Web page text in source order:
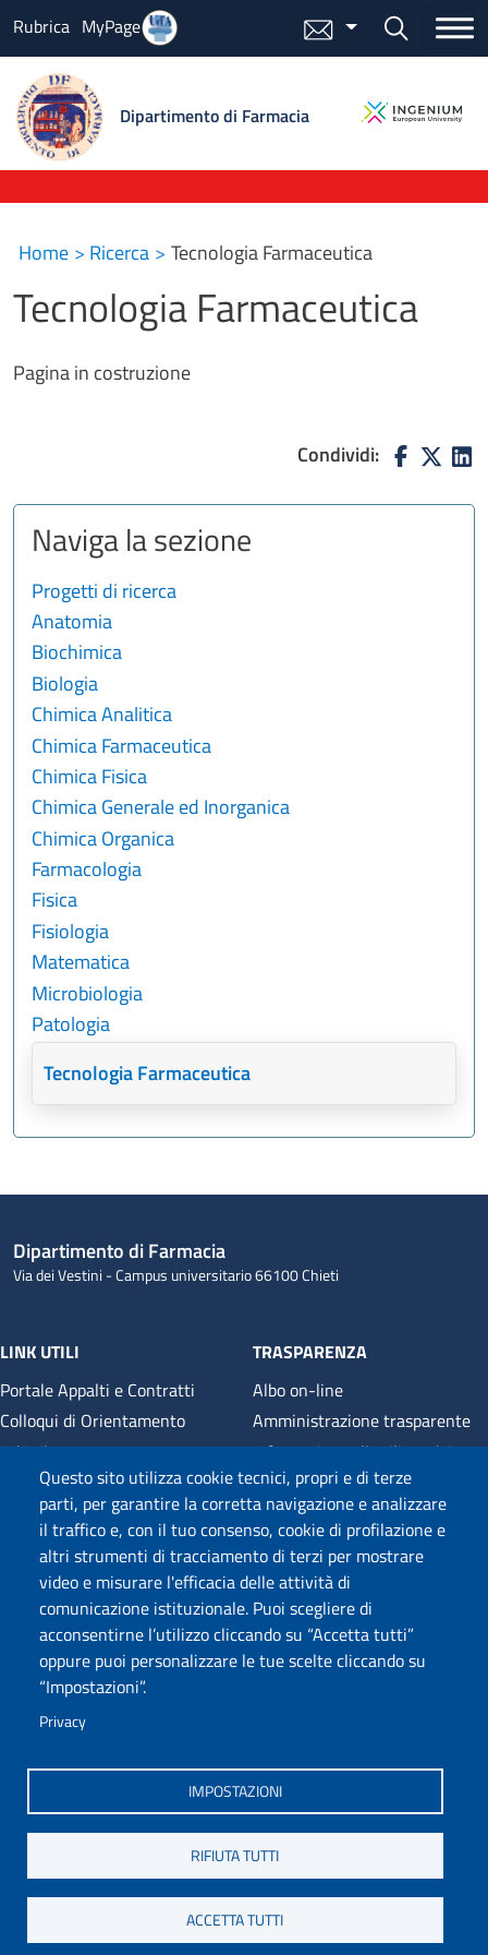
Salta al contenuto principale
Questo sito utilizza cookie tecnici, propri e di terze
parti, per garantire la corretta navigazione e analizzare
il traffico e, con il tuo consenso, cookie di profilazione e
altri strumenti di tracciamento di terzi per mostrare
video e misurare l'efficacia delle attività di
comunicazione istituzionale. Puoi scegliere di
acconsentirne l’utilizzo cliccando su “Accetta tutti”
oppure puoi personalizzare le tue scelte cliccando su
“Impostazioni”.
Privacy
IMPOSTAZIONI
RIFIUTA TUTTI
ACCETTA TUTTI
Rubrica MyPage Menu mail Bottone
Dipartimento di Farmacia
Home Ricerca Tecnologia Farmaceutica
Tecnologia Farmaceutica
Pagina in costruzione
Condividi:
Naviga la sezione
Progetti di ricerca
Anatomia
Biochimica
Biologia
Chimica Analitica
Chimica Farmaceutica
Chimica Fisica
Chimica Generale ed Inorganica
Chimica Organica
Farmacologia
Fisica
Fisiologia
Matematica
Microbiologia
Patologia
Tecnologia Farmaceutica
Dipartimento di Farmacia
Via dei Vestini - Campus universitario 66100 Chieti
LINK UTILI
Portale Appalti e Contratti
Colloqui di Orientamento
UdALibrary
E-Learning
UNIFIND
TRASPARENZA
Albo on-line
Amministrazione trasparente
Informativa sull'utilizzo dei
cookie
Cookie settings
Mappa del sito
Dona il 5 x 1000
Privacy
Wi-Fi di Ateneo
SPID
COPYRIGHT © 2024. ALL RIGHTS RESERVED - UNIVERSITÀ DEGLI STUDI
GABRIELE D'ANNUNZIO – CHIETI-PESCARA